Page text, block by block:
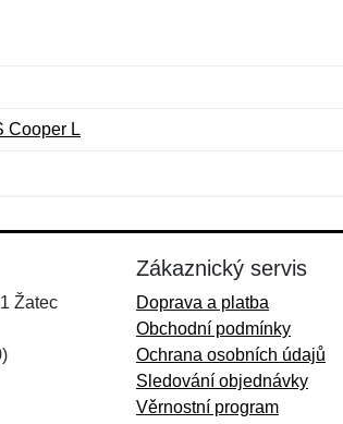
Cooper L
Žatec
Zákaznický servis
Doprava a platba
Obchodní podmínky
Ochrana osobních údajů
Sledování objednávky
Věrnostní program